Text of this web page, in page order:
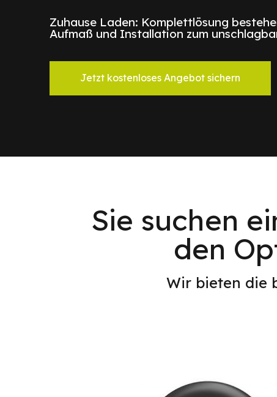
Zuhause Laden: Komplettlösung
Aufmaß und Installation zum
Jetzt kostenloses Angebot sichern
Sie suchen
den
Wir bieten die